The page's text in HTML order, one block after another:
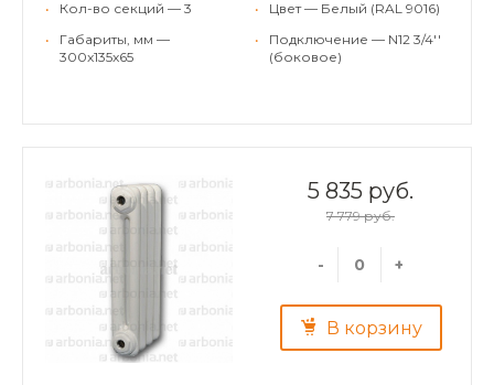
•
Кол-во секций — 3
•
Габариты, мм —
300x135x65
•
Цвет — Белый (RAL 9016)
•
Подключение — N12 3/4''
(боковое)
5 835 руб.
7 779 руб.
- +
В корзину